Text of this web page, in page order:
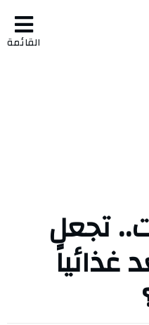
القائمة
تجعل